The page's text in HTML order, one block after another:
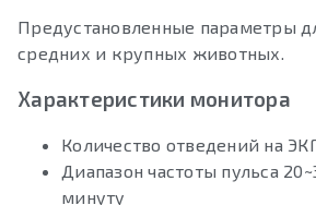
Предустановленные параметры
средних и крупных животных.
Характеристики монитора
Количество отведений на
Диапазон частоты пульса
минуту